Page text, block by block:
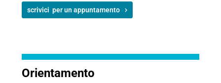
scrivici per un appuntamento
Orientamento